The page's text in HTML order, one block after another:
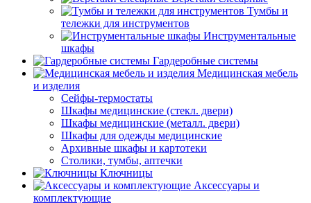
Тумбы и
тележки для инструментов
Инструментальные
шкафы
Гардеробные системы
Медицинская мебель
и изделия
Сейфы-термостаты
Шкафы медицинские (стекл. двери)
Шкафы медицинские (металл. двери)
Шкафы для одежды медицинские
Архивные шкафы и картотеки
Столики, тумбы, аптечки
Ключницы
Аксессуары и
комплектующие